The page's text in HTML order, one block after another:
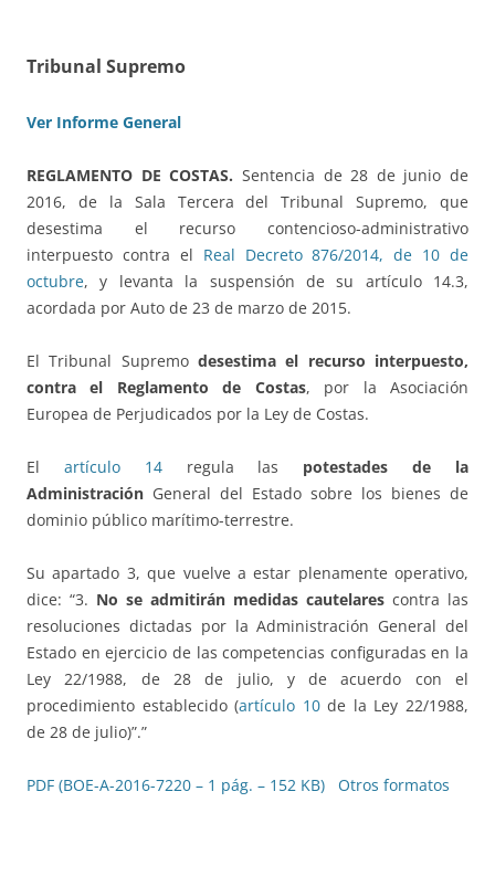
Tribunal Supremo
Ver Informe General
REGLAMENTO DE COSTAS. Sentencia de 28 de junio de
2016, de la Sala Tercera del Tribunal Supremo, que
desestima el recurso contencioso-administrativo
interpuesto contra el Real Decreto 876/2014, de 10 de
octubre, y levanta la suspensión de su artículo 14.3,
acordada por Auto de 23 de marzo de 2015.
El Tribunal Supremo desestima el recurso interpuesto,
contra el Reglamento de Costas, por la Asociación
Europea de Perjudicados por la Ley de Costas.
El artículo 14regula las potestades de la
Administración General del Estado sobre los bienes de
dominio público marítimo-terrestre.
Su apartado 3, que vuelve a estar plenamente operativo,
dice: “3. No se admitirán medidas cautelares contra las
resoluciones dictadas por la Administración General del
Estado en ejercicio de las competencias configuradas en la
Ley 22/1988, de 28 de julio, y de acuerdo con el
procedimiento establecido (artículo 10de la Ley 22/1988,
de 28 de julio)”.”
PDF (BOE-A-2016-7220 – 1 pág. – 152 KB) Otros formatos